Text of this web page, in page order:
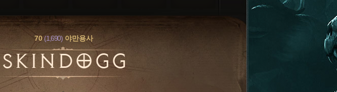
70(1,690)야만용사
SKINDOGG